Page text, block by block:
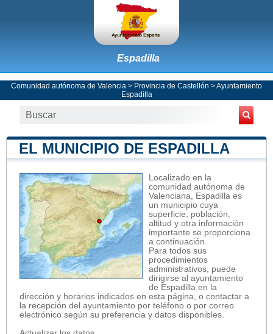
Espadilla
Comunidad autónoma de Valencia > Provincia de Castellón >Ayuntamiento
Espadilla
EL MUNICIPIO DE ESPADILLA
Localizado en la
comunidad autónoma de
Valenciana, Espadilla es
un municipio cuya
superficie, población,
altitud y otra información
importante se proporciona
a continuación.
Para todos sus
procedimientos
administrativos, puede
dirigirse al ayuntamiento
de Espadilla en la
dirección y horarios indicados en esta página, o contactar a
la recepción del ayuntamiento por teléfono o por correo
electrónico según su preferencia y datos disponibles.